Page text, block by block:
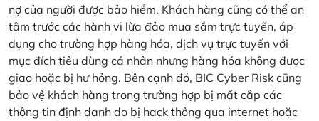
nợ của người được bảo hiểm. Khách hàng cũng có thể an
tâm trước các hành vi lừa đảo mua sắm trực tuyến, áp
dụng cho trường hợp hàng hóa, dịch vụ trực tuyến với
mục đích tiêu dùng cá nhân nhưng hàng hóa không được
giao hoặc bị hư hỏng. Bên cạnh đó, BIC Cyber Risk cũng
bảo vệ khách hàng trong trường hợp bị mất cắp các
thông tin định danh do bị hack thông qua internet hoặc